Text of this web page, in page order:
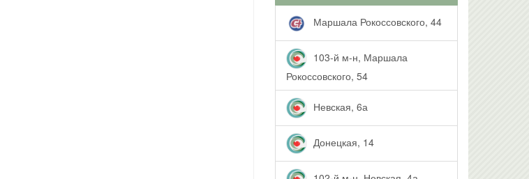
Маршала Рокоссовского, 44
103-й м-н, Маршала
Рокоссовского, 54
Невская, 6а
Донецкая, 14